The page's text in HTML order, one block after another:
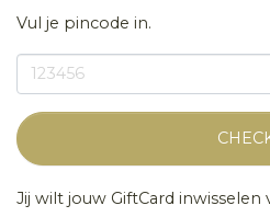
Vul je pincode in.
Jij wilt jouw GiftCard inwisselen